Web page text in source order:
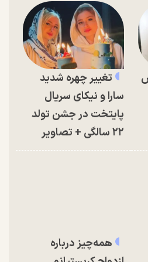
تغییر چهره شدید
سارا و نیکای سریال
پایتخت در جشن تولد
۲۲ سالگی + تصاویر
همه‌چیز درباره